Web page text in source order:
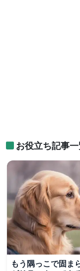
お役立ち記事
もう隅っこで固ま